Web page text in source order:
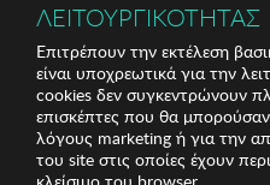
ΛΕΙΤΟΥΡΓΙΚΟΤΗΤΑΣ
Επιτρέπουν την εκτέλεση
είναι υποχρεωτικά για την
cookies δεν συγκεντρώνουν
επισκέπτες που θα
λόγους marketing ή για την
του site στις οποίες έχουν